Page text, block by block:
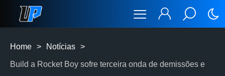
Home > Notícias >
Build a Rocket Boy sofre terceira onda de demissões e